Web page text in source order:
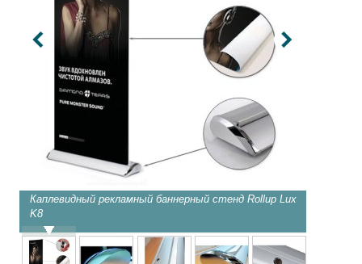
Каплевидный рекламный баннерный стенд Rollup Lux
K8